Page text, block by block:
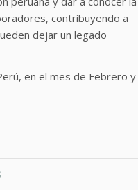
contribuyendo a
dejar un legado
en el mes de Febrero y